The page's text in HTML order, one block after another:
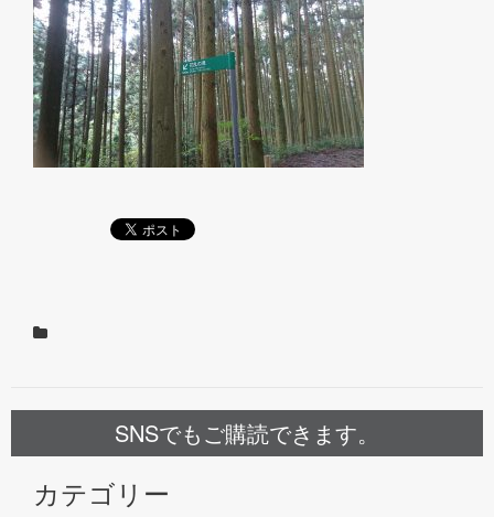
SNSでもご購読できます。
カテゴリー